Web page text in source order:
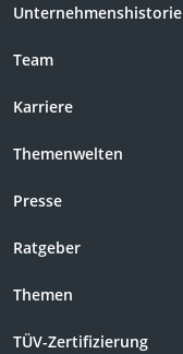
Unternehmenshistorie
Team
Karriere
Themenwelten
Presse
Ratgeber
Themen
TÜV-Zertifizierung